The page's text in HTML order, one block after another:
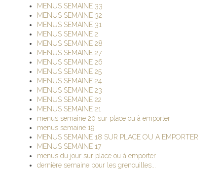
MENUS SEMAINE 33
MENUS SEMAINE 32
MENUS SEMAINE 31
MENUS SEMAINE 2
MENUS SEMAINE 28
MENUS SEMAINE 27
MENUS SEMAINE 26
MENUS SEMAINE 25
MENUS SEMAINE 24
MENUS SEMAINE 23
MENUS SEMAINE 22
MENUS SEMAINE 21
menus semaine 20 sur place ou à emporter
menus semaine 19
MENUS SEMAINE 18 SUR PLACE OU A EMPORTER
MENUS SEMAINE 17
menus du jour sur place ou à emporter
dernière semaine pour les grenouilles...